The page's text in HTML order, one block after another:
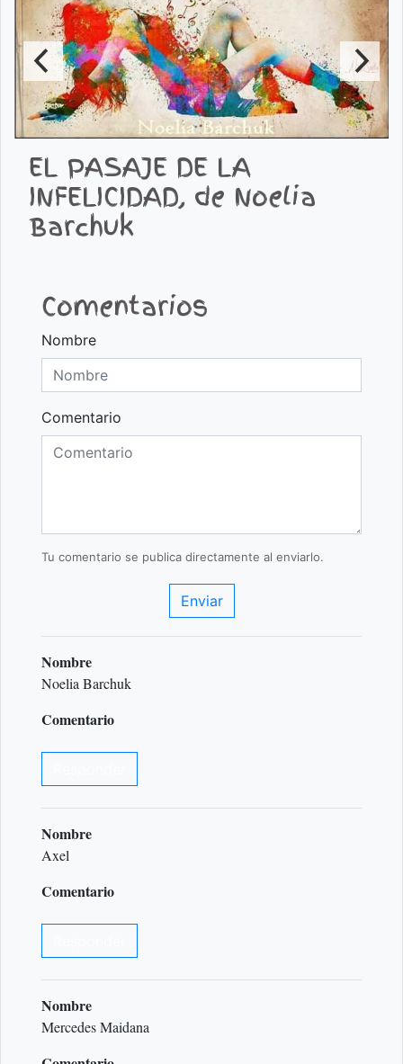
EL PASAJE DE LA
INFELICIDAD, de Noelia
Barchuk
Comentarios
Nombre
Comentario
Tu comentario se publica directamente al enviarlo.
Enviar
Nombre
Noelia Barchuk
Comentario
Nombre
Axel
Comentario
Nombre
Mercedes Maidana